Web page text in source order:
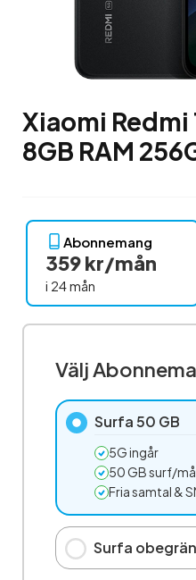
Xiaomi Redmi
8GB RAM
Abonnemang
359 kr/mån
i 24 mån
Välj
Surfa 50 GB
5G ingår
50 GB surf/
Fria samtal &
Surfa